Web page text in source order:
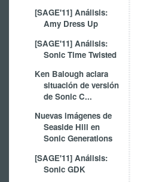
[SAGE'11] Análisis:
Amy Dress Up
[SAGE'11] Análisis:
Sonic Time Twisted
Ken Balough aclara
situación de versión
de Sonic C...
Nuevas imágenes de
Seaside Hill en
Sonic Generations
[SAGE'11] Análisis:
Sonic GDK